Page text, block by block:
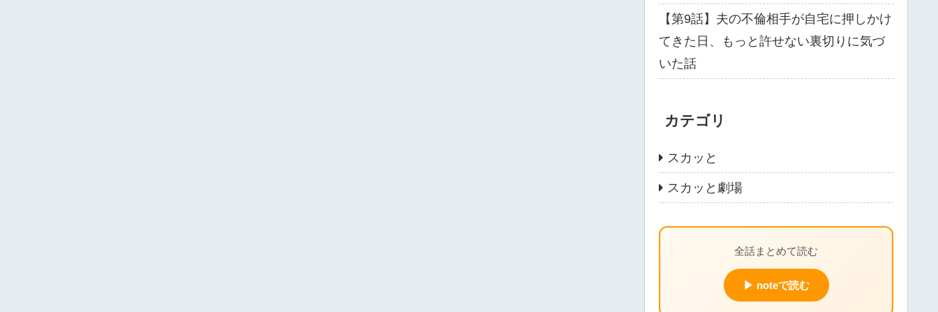
【第9話】夫の不倫相手が自宅に押しかけ
てきた日、もっと許せない裏切りに気づ
いた話
カテゴリ
スカッと
スカッと劇場
全話まとめて読む
▶ noteで読む